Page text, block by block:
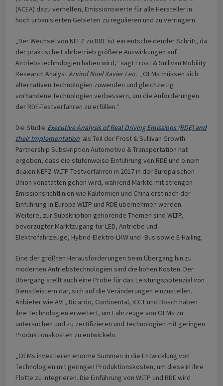
(ACEA) dazu verhelfen, Emissionswerte für alle Hersteller in
hoch urbanisierten Gebieten zu regulieren und zu verringern.
„Der Wechsel von NEFZ zu RDE ist ein entscheidender Schritt, da
der praktische Fahrbetrieb größere Auswirkungen auf
Antriebstechnologien haben wird,“ sagt Frost & Sullivan Mobility
Research Analyst Arvind Noel Xavier Leo. „OEMs müssen sich
alternativen Technologien zuwenden und gleichzeitig
vorhandene Technologien verbessern, um die Anforderungen
der RDE-Testverfahren zu erfüllen.“
Die Studie Executive Analysis of Real Driving Emissions (RDE) and
their Implementation als Teil der Frost & Sullivan Growth
Partnership Subskription Automotive & Transportation hat
ergeben, dass die stufenweise Einführung von RDE und einem
dualen NEFZ-WLTP-Testverfahren in 2017 in der Europäischen
Union vonstatten gehen wird, während Märkte mit strengen
Emissionsrichtlinien wie Kalifornien und China erst nach der
Einführung in Europa WLTP und RDE übernehmen werden.
Weitere, zur Subskription gehörende Themen sind WLTP,
bevorzugter Marktzugang für LED, Antriebe und
Elektrofahrzeuge, Hybrid-Elektro-LKW und -Bus sowie E-Hailing.
Eine der größten Herausforderungen beim Übergang hin zu
modernen Antriebstechnologien sind die hohen Kosten. Der
Übergang stellt auch eine Probe für das Leistungspotenzial von
Dienstleistern dar, sich auf die Veränderungen einzustellen.
Anbieter wie AVL, Ricardo, Continental, ICCT und Bosch haben
ihre Technologien erweitert, um Fahrzeuge von OEMs zu
untersuchen und zu zertifizieren und Technologien mit geringen
Produktionskosten zu entwickeln.
„OEMs investieren enorme Summen in die Entwicklung von
Technologien mit geringen Produktionskosten, um diese in ihre
Flotte zu integrieren. Die Einführung von WLTP und RDE wird